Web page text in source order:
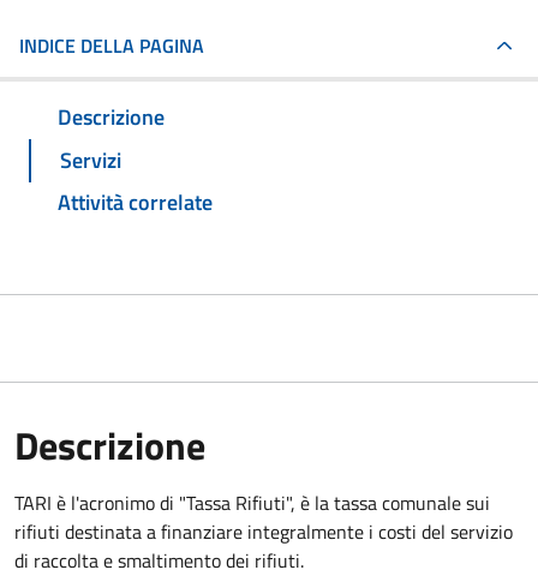
INDICE DELLA PAGINA
Descrizione
Servizi
Attività correlate
Descrizione
TARI è l'acronimo di "Tassa Rifiuti", è la tassa comunale sui
rifiuti destinata a finanziare integralmente i costi del servizio
di raccolta e smaltimento dei rifiuti.